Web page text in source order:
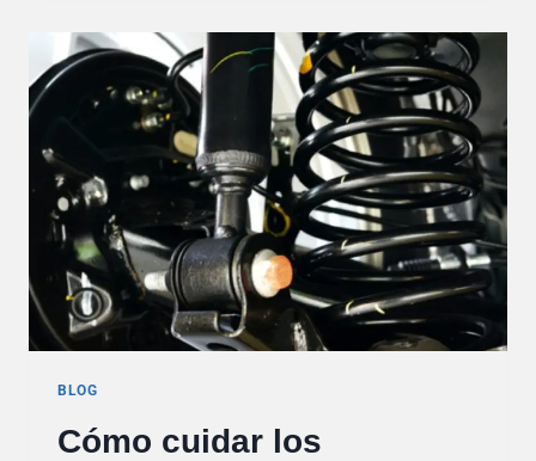
LA
ITV
BLOG
Cómo cuidar los